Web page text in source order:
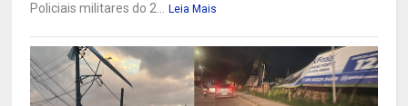
Policiais militares do 2...
Leia Mais